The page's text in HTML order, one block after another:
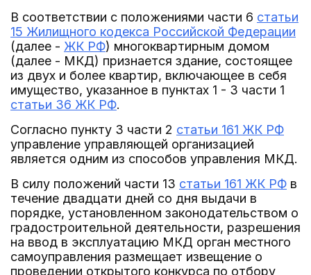
В соответствии с положениями части 6 статьи
15 Жилищного кодекса Российской Федерации
(далее - ЖК РФ) многоквартирным домом
(далее - МКД) признается здание, состоящее
из двух и более квартир, включающее в себя
имущество, указанное в пунктах 1 - 3 части 1
статьи 36 ЖК РФ.
Согласно пункту 3 части 2 статьи 161 ЖК РФ
управление управляющей организацией
является одним из способов управления МКД.
В силу положений части 13 статьи 161 ЖК РФ в
течение двадцати дней со дня выдачи в
порядке, установленном законодательством о
градостроительной деятельности, разрешения
на ввод в эксплуатацию МКД орган местного
самоуправления размещает извещение о
проведении открытого конкурса по отбору